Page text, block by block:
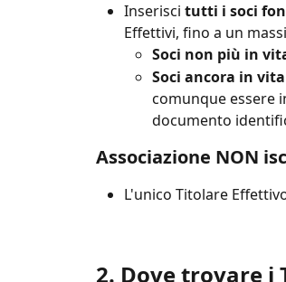
Inserisci tutti i soci
Effettivi, fino a un
Soci non più in
Soci ancora in
comunque essere
documento
Associazione NON
L'unico Titolare
2. Dove trovare i